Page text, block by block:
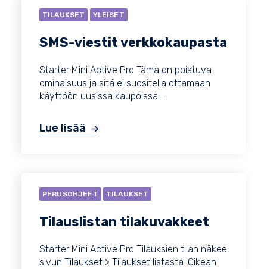
TILAUKSET YLEISET
SMS-viestit verkkokaupasta
Starter Mini Active Pro Tämä on poistuva
ominaisuus ja sitä ei suositella ottamaan
käyttöön uusissa kaupoissa. ...
Lue lisää
PERUSOHJEET TILAUKSET
Tilauslistan tilakuvakkeet
Starter Mini Active Pro Tilauksien tilan näkee
sivun Tilaukset > Tilaukset listasta. Oikean